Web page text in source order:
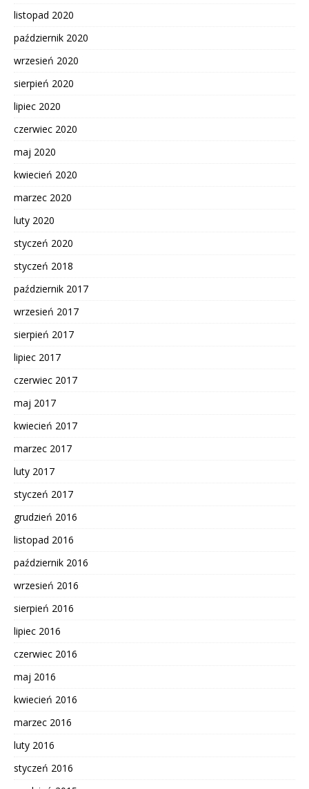
listopad 2020
październik 2020
wrzesień 2020
sierpień 2020
lipiec 2020
czerwiec 2020
maj 2020
kwiecień 2020
marzec 2020
luty 2020
styczeń 2020
styczeń 2018
październik 2017
wrzesień 2017
sierpień 2017
lipiec 2017
czerwiec 2017
maj 2017
kwiecień 2017
marzec 2017
luty 2017
styczeń 2017
grudzień 2016
listopad 2016
październik 2016
wrzesień 2016
sierpień 2016
lipiec 2016
czerwiec 2016
maj 2016
kwiecień 2016
marzec 2016
luty 2016
styczeń 2016